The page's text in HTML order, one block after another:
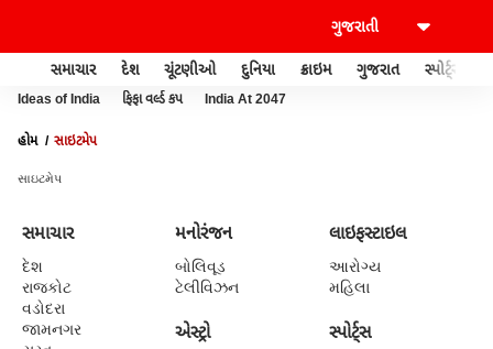
સમાચાર દેશ ચૂંટણીઓ દુનિયા ક્રાઇમ ગુજરાત સ્પોર્ટ્સ
Ideas of India ફિફા વર્લ્ડ કપ India At 2047
હોમ સાઇટમેપ
સાઇટમેપ
સમાચાર
દેશ
રાજકોટ
વડોદરા
જામનગર
મનોરંજન
બોલિવૂડ
ટેલીવિઝન
લાઇફસ્ટાઇલ
આરોગ્ય
મહિલા
એસ્ટ્રો સ્પોર્ટ્સ